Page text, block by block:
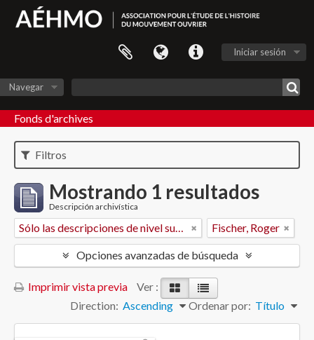
Iniciar sesión
Navegar
Fonds d'archives
Filtros
Mostrando 1 resultados
Descripción archivística
Sólo las descripciones de nivel superior Fischer, Roger
Opciones avanzadas de búsqueda
Imprimir vista previa
Ver :
Ordenar por: Título
Direction: Ascending